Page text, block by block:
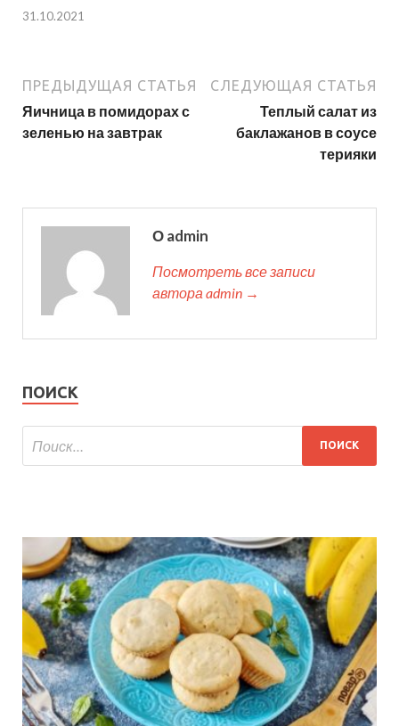
31.10.2021
ПРЕДЫДУЩАЯ СТАТЬЯ
Яичница в помидорах с
зеленью на завтрак
СЛЕДУЮЩАЯ СТАТЬЯ
Теплый салат из
баклажанов в соусе
терияки
О admin
Посмотреть все записи
автора admin →
ПОИСК